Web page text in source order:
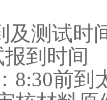
及测试时
到时间
8:30前到